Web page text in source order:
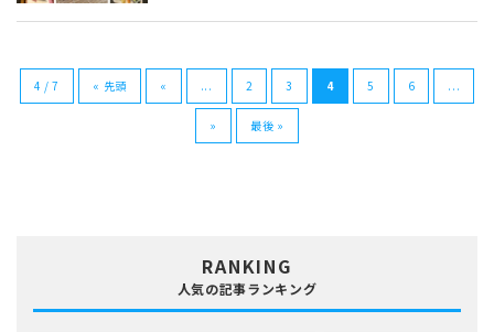
4 / 7 « 先頭 « ... 2 3 4 5 6 ...
» 最後 »
RANKING
人気の記事ランキング